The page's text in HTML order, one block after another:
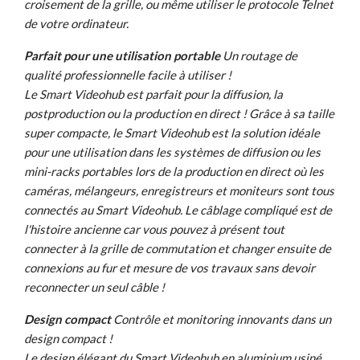
croisement de la grille, ou même utiliser le protocole Telnet
de votre ordinateur.
Parfait pour une utilisation portable Un routage de
qualité professionnelle facile à utiliser !
Le Smart Videohub est parfait pour la diffusion, la
postproduction ou la production en direct ! Grâce à sa taille
super compacte, le Smart Videohub est la solution idéale
pour une utilisation dans les systèmes de diffusion ou les
mini-racks portables lors de la production en direct où les
caméras, mélangeurs, enregistreurs et moniteurs sont tous
connectés au Smart Videohub. Le câblage compliqué est de
l'histoire ancienne car vous pouvez à présent tout
connecter à la grille de commutation et changer ensuite de
connexions au fur et mesure de vos travaux sans devoir
reconnecter un seul câble !
Design compact Contrôle et monitoring innovants dans un
design compact !